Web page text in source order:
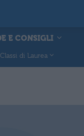
E CONSIGLI
Classi di Laurea